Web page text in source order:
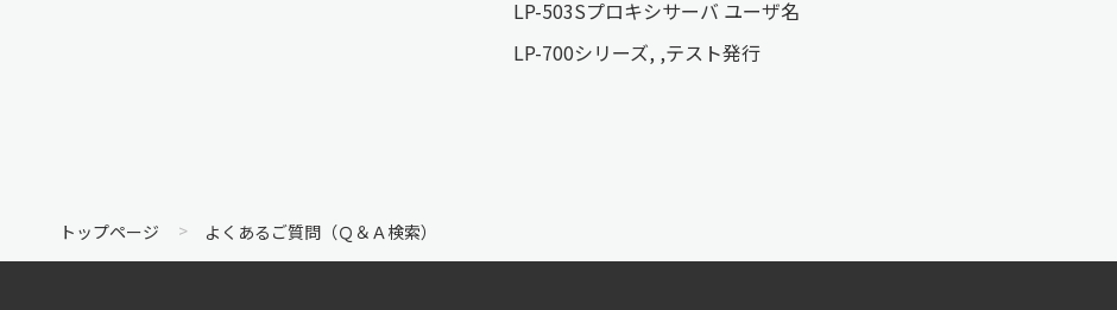
LP-503Sプロキシサーバ ユーザ名
LP-700シリーズ, ,テスト発行
トップページ よくあるご質問（Ｑ＆Ａ検索）